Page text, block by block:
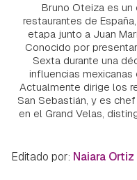
Bruno Oteiza es
restaurantes de
etapa junto a Juan
Conocido por
Sexta durante una
influencias
Actualmente dirige los
San Sebastián, y es
en el Grand Velas,
Editado por: Naiara Ortiz